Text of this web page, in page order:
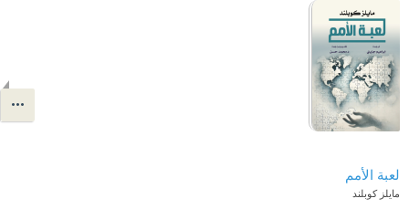
لعبة الأمم
مايلز كوبلند